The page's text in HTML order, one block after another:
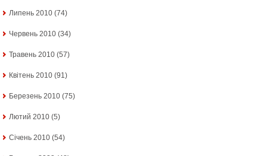
Липень 2010 (74)
Червень 2010 (34)
Травень 2010 (57)
Квітень 2010 (91)
Березень 2010 (75)
Лютий 2010 (5)
Січень 2010 (54)